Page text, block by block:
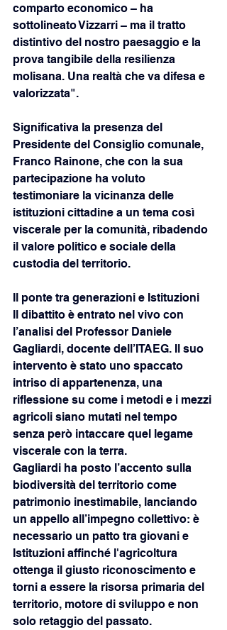
comparto economico – ha
sottolineato Vizzarri – ma il tratto
distintivo del nostro paesaggio e la
prova tangibile della resilienza
molisana. Una realtà che va difesa e
valorizzata".
Significativa la presenza del
Presidente del Consiglio comunale,
Franco Rainone, che con la sua
partecipazione ha voluto
testimoniare la vicinanza delle
istituzioni cittadine a un tema così
viscerale per la comunità, ribadendo
il valore politico e sociale della
custodia del territorio.
Il ponte tra generazioni e Istituzioni
Il dibattito è entrato nel vivo con
l’analisi del Professor Daniele
Gagliardi, docente dell’ITAEG. Il suo
intervento è stato uno spaccato
intriso di appartenenza, una
riflessione su come i metodi e i mezzi
agricoli siano mutati nel tempo
senza però intaccare quel legame
viscerale con la terra.
Gagliardi ha posto l’accento sulla
biodiversità del territorio come
patrimonio inestimabile, lanciando
un appello all’impegno collettivo: è
necessario un patto tra giovani e
Istituzioni affinché l'agricoltura
ottenga il giusto riconoscimento e
torni a essere la risorsa primaria del
territorio, motore di sviluppo e non
solo retaggio del passato.